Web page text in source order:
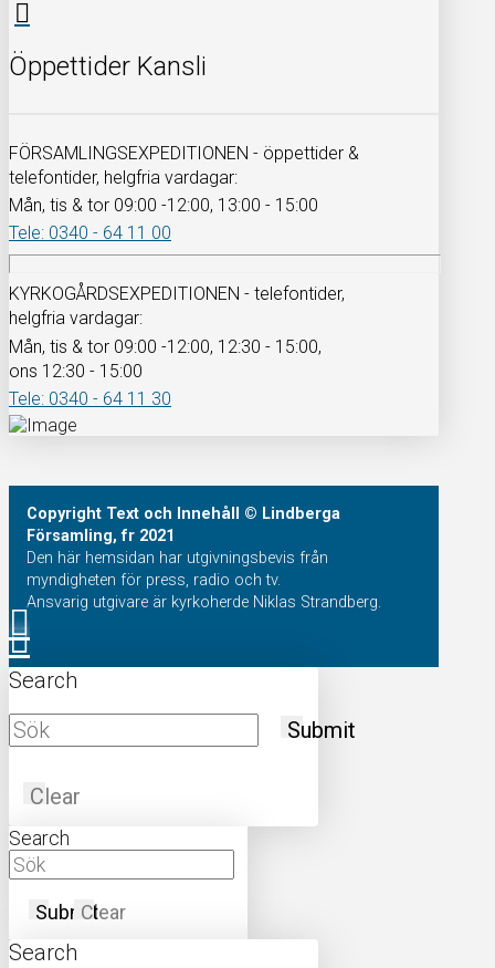
Öppettider Kansli
FÖRSAMLINGSEXPEDITIONEN - öppettider &
telefontider, helgfria vardagar:
Mån, tis & tor 09:00 -12:00, 13:00 - 15:00
Tele: 0340 - 64 11 00
KYRKOGÅRDSEXPEDITIONEN - telefontider,
helgfria vardagar:
Mån, tis & tor 09:00 -12:00, 12:30 - 15:00,
ons 12:30 - 15:00
Tele: 0340 - 64 11 30
Copyright Text och Innehåll
© Lindberga
Församling, fr 2021
Den här hemsidan har utgivningsbevis från
myndigheten för press, radio och tv.
Ansvarig utgivare är kyrkoherde Niklas Strandberg.
Search
Submit
Clear
Search
SubmitClear
Search